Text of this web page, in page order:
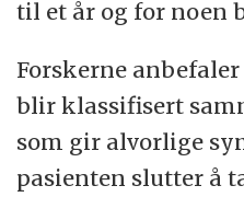
til et år og for noen
Forskerne
blir klassifisert
som gir alvorlige
pasienten slutter å